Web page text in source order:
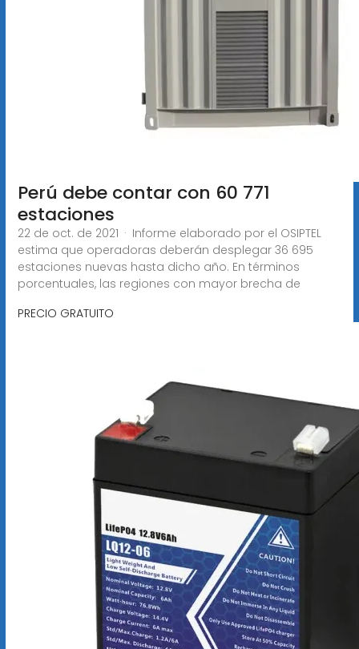
Perú debe contar con 60 771
estaciones
22 de oct. de 2021 · Informe elaborado por el OSIPTEL
estima que operadoras deberán desplegar 36 695
estaciones nuevas hasta dicho año. En términos
porcentuales, las regiones con mayor brecha de
PRECIO GRATUITO